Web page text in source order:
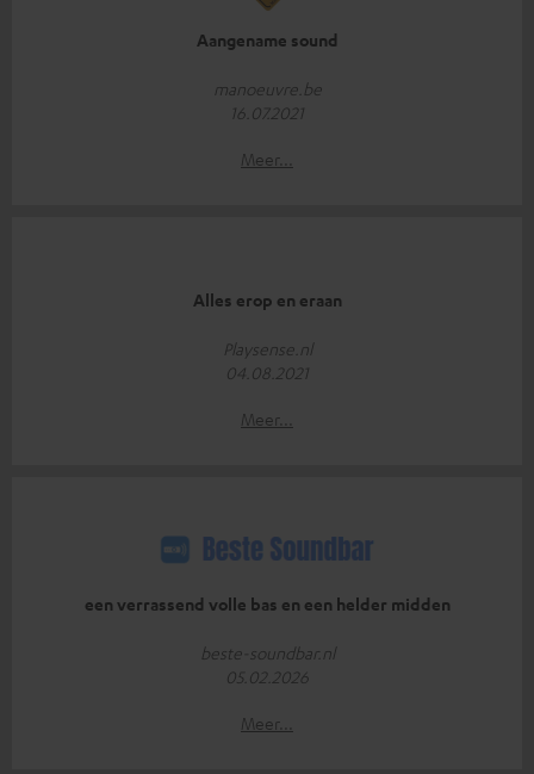
Aangename sound
manoeuvre.be
16.07.2021
Meer...
Alles erop en eraan
Playsense.nl
04.08.2021
Meer...
een verrassend volle bas en een helder midden
beste-soundbar.nl
05.02.2026
Meer...